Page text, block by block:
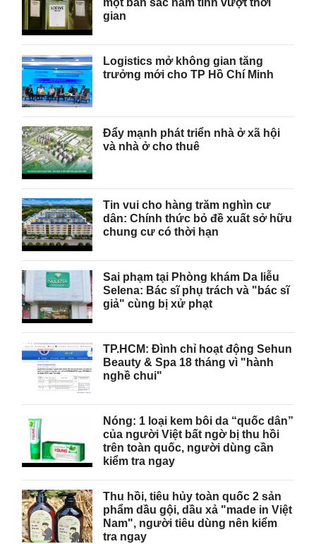
một bản sắc nam tính vượt thời
gian
Logistics mở không gian tăng
trưởng mới cho TP Hồ Chí Minh
Đẩy mạnh phát triển nhà ở xã hội
và nhà ở cho thuê
Tin vui cho hàng trăm nghìn cư
dân: Chính thức bỏ đề xuất sở hữu
chung cư có thời hạn
Sai phạm tại Phòng khám Da liễu
Selena: Bác sĩ phụ trách và "bác sĩ
giả" cùng bị xử phạt
TP.HCM: Đình chỉ hoạt động Sehun
Beauty & Spa 18 tháng vì "hành
nghề chui"
Nóng: 1 loại kem bôi da “quốc dân”
của người Việt bất ngờ bị thu hồi
trên toàn quốc, người dùng cần
kiểm tra ngay
Thu hồi, tiêu hủy toàn quốc 2 sản
phẩm dầu gội, dầu xả "made in Việt
Nam", người tiêu dùng nên kiểm
tra ngay